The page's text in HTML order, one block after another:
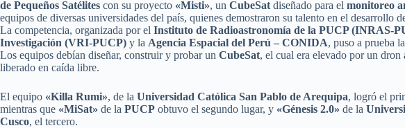
de Pequeños Satélites con su proyecto «Misti», un CubeSat diseñado para el monitoreo
equipos de diversas universidades del país, quienes demostraron su talento en el desarrollo
La competencia, organizada por el Instituto de Radioastronomía de la PUCP (INRAS-
Investigación (VRI-PUCP) y la Agencia Espacial del Perú – CONIDA, puso a prueba
Los equipos debían diseñar, construir y probar un CubeSat, el cual era elevado por un dron
liberado en caída libre.
El equipo «Killa Rumi», de la Universidad Católica San Pablo de Arequipa, logró el
mientras que «MiSat» de la PUCP obtuvo el segundo lugar, y «Génesis 2.0» de la
Cusco, el tercero.